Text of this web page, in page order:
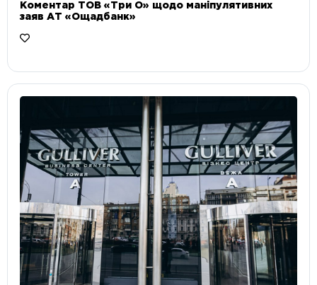
Коментар ТОВ «Три О» щодо маніпулятивних
заяв АТ «Ощадбанк»